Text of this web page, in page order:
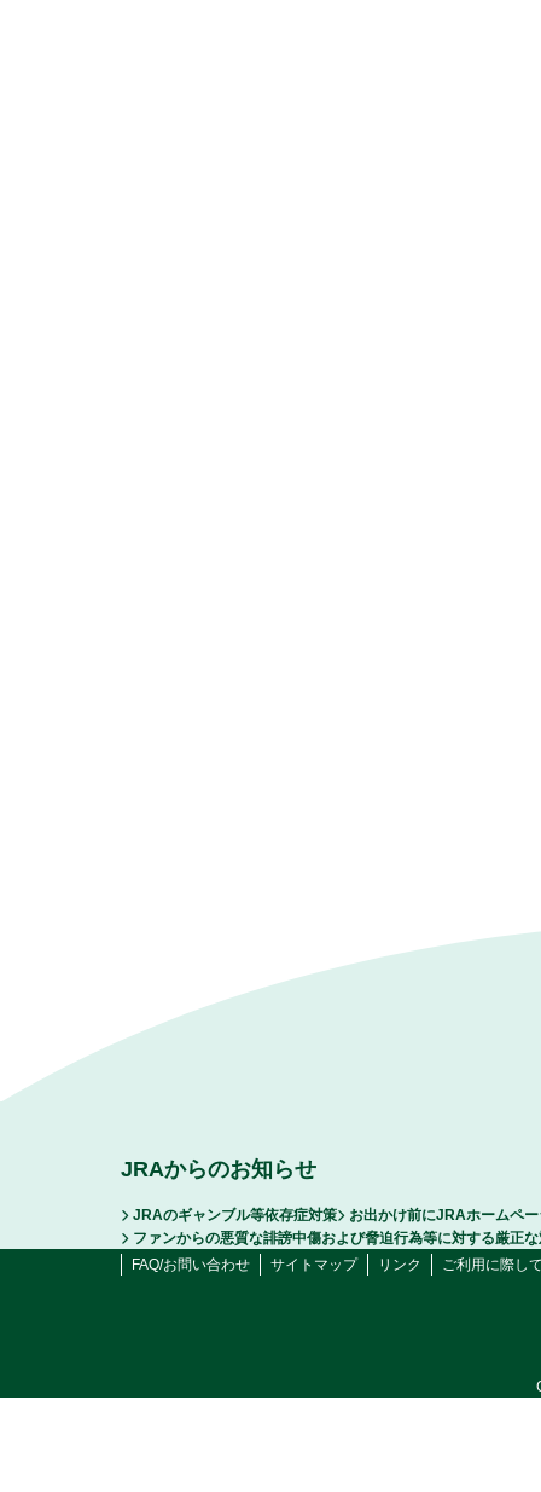
JRAからのお知らせ
JRAのギャンブル等依存症対策
お出かけ前にJRAホームペ
ファンからの悪質な誹謗中傷および脅迫行為等に対する厳正
FAQ/お問い合わせ
サイトマップ リンク ご利用に際し